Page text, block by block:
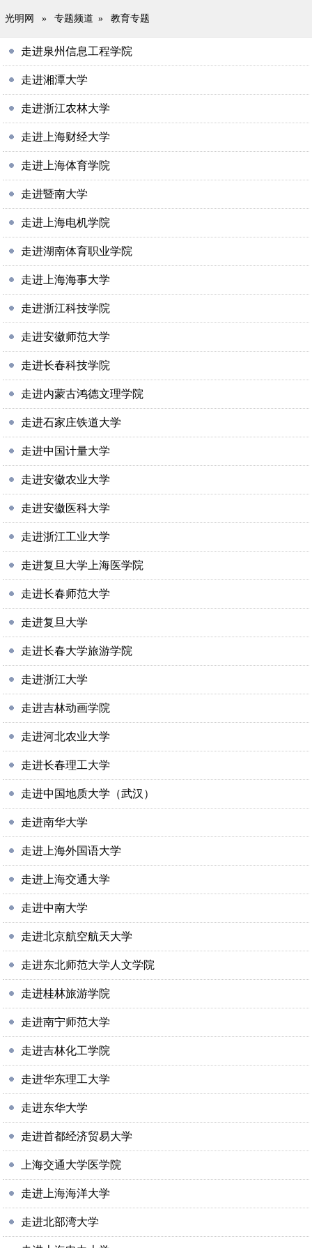
光明网 » 专题频道 » 教育专题
走进泉州信息工程学院
走进湘潭大学
走进浙江农林大学
走进上海财经大学
走进上海体育学院
走进暨南大学
走进上海电机学院
走进湖南体育职业学院
走进上海海事大学
走进浙江科技学院
走进安徽师范大学
走进长春科技学院
走进内蒙古鸿德文理学院
走进石家庄铁道大学
走进中国计量大学
走进安徽农业大学
走进安徽医科大学
走进浙江工业大学
走进复旦大学上海医学院
走进长春师范大学
走进复旦大学
走进长春大学旅游学院
走进浙江大学
走进吉林动画学院
走进河北农业大学
走进长春理工大学
走进中国地质大学（武汉）
走进南华大学
走进上海外国语大学
走进上海交通大学
走进中南大学
走进北京航空航天大学
走进东北师范大学人文学院
走进桂林旅游学院
走进南宁师范大学
走进吉林化工学院
走进华东理工大学
走进东华大学
走进首都经济贸易大学
上海交通大学医学院
走进上海海洋大学
走进北部湾大学